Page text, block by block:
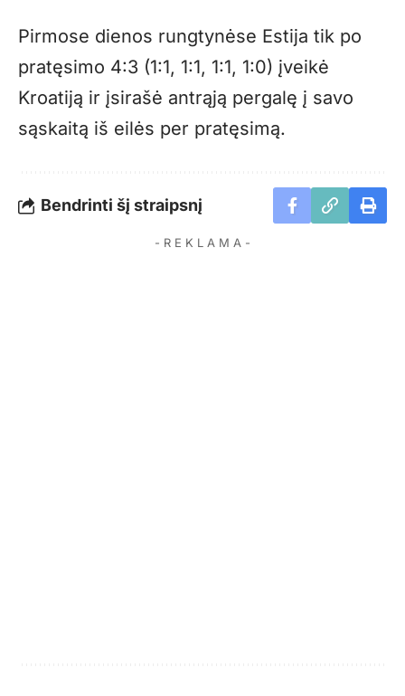
Pirmose dienos rungtynėse Estija tik po
pratęsimo 4:3 (1:1, 1:1, 1:1, 1:0) įveikė
Kroatiją ir įsirašė antrąją pergalę į savo
sąskaitą iš eilės per pratęsimą.
Bendrinti šį straipsnį
- R E K L A M A -